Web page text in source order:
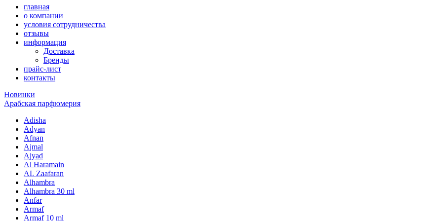
главная
о компании
условия сотрудничества
отзывы
информация
Доставка
Бренды
прайс-лист
контакты
Новинки
Арабская парфюмерия
Adisha
Adyan
Afnan
Ajmal
Ajyad
Al Haramain
AL Zaafaran
Alhambra
Alhambra 30 ml
Anfar
Armaf
Armaf 10 ml